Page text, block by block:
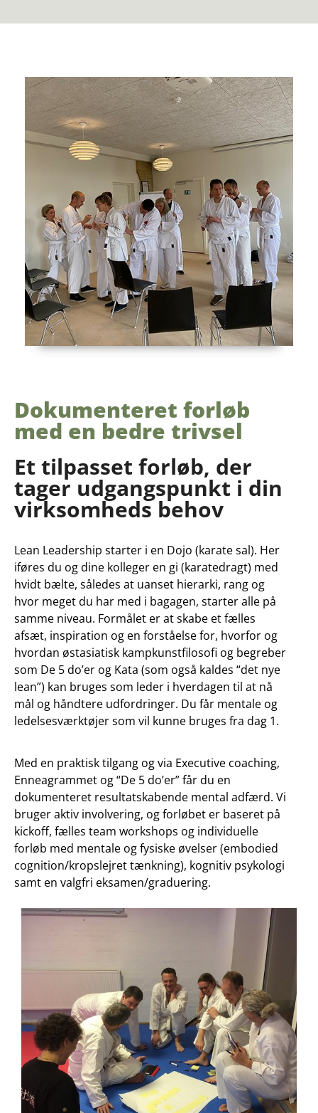
Dokumenteret forløb
med en bedre trivsel
Et tilpasset forløb, der
tager udgangspunkt i din
virksomheds behov
Lean Leadership starter i en Dojo (karate sal). Her
iføres du og dine kolleger en gi (karatedragt) med
hvidt bælte, således at uanset hierarki, rang og
hvor meget du har med i bagagen, starter alle på
samme niveau. Formålet er at skabe et fælles
afsæt, inspiration og en forståelse for, hvorfor og
hvordan østasiatisk kampkunstfilosofi og begreber
som De 5 do’er og Kata (som også kaldes “det nye
lean”) kan bruges som leder i hverdagen til at nå
mål og håndtere udfordringer. Du får mentale og
ledelsesværktøjer som vil kunne bruges fra dag 1.
Med en praktisk tilgang og via Executive coaching,
Enneagrammet og “De 5 do’er” får du en
dokumenteret resultatskabende mental adfærd. Vi
bruger aktiv involvering, og forløbet er baseret på
kickoff, fælles team workshops og individuelle
forløb med mentale og fysiske øvelser (embodied
cognition/kropslejret tænkning), kognitiv psykologi
samt en valgfri eksamen/graduering.